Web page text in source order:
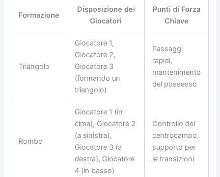
Formazione
Disposizione dei
Giocatori
Punti di Forza
Chiave
Triangolo
Giocatore 1,
Giocatore 2,
Giocatore 3
(formando un
triangolo)
Passaggi
rapidi,
mantenimento
del possesso
Rombo
Giocatore 1 (in
cima), Giocatore 2
(a sinistra),
Giocatore 3 (a
destra), Giocatore
4 (in basso)
Controllo del
centrocampo,
supporto per
le transizioni